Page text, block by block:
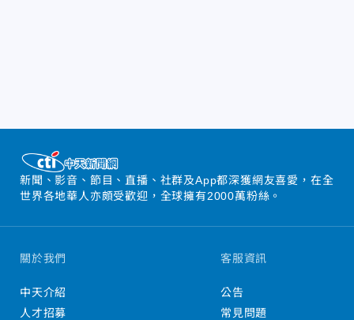
新聞、影音、節目、直播、社群及App都深獲網友喜愛，在全
世界各地華人亦頗受歡迎，全球擁有2000萬粉絲。
關於我們
中天介紹
人才招募
客服資訊
公告
常見問題